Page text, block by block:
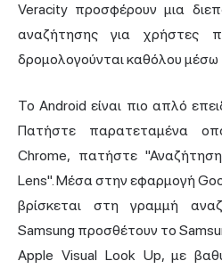
Veracity προσφέρουν μια
αναζήτησης για χρήστες
δρομολογούνται καθόλου μέσω
Το Android είναι πιο απλό
Πατήστε παρατεταμένα
Chrome, πατήστε
Lens". Μέσα στην εφαρμογή
βρίσκεται στη γραμμή
Samsung προσθέτουν το
Apple Visual Look Up, με